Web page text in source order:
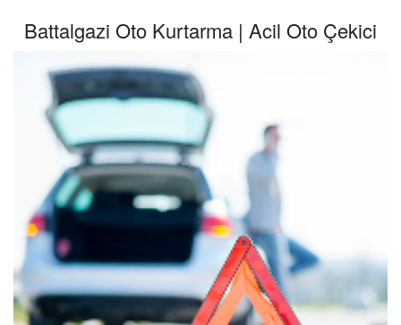
Battalgazi Oto Kurtarma | Acil Oto Çekici